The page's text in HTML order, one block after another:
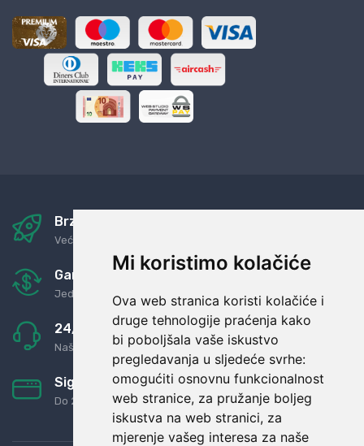
Mi koristimo kolačiće
Ova web stranica koristi kolačiće i
druge tehnologije praćenja kako
bi poboljšala vaše iskustvo
pregledavanja u sljedeće svrhe:
omogućiti osnovnu funkcionalnost
web stranice, za pružanje boljeg
iskustva na web stranici, za
mjerenje vašeg interesa za naše
Brza i sigurna dostava
Već za nekoliko dana kod vas
Garancija u povrat novaca
Jednostavno pravilo: Roba za novac
24/7 odlična podrška
Naši agenti uvijek na raspolaganju
Sigurno obročno plaćanje
Do 24 rata bez kamata